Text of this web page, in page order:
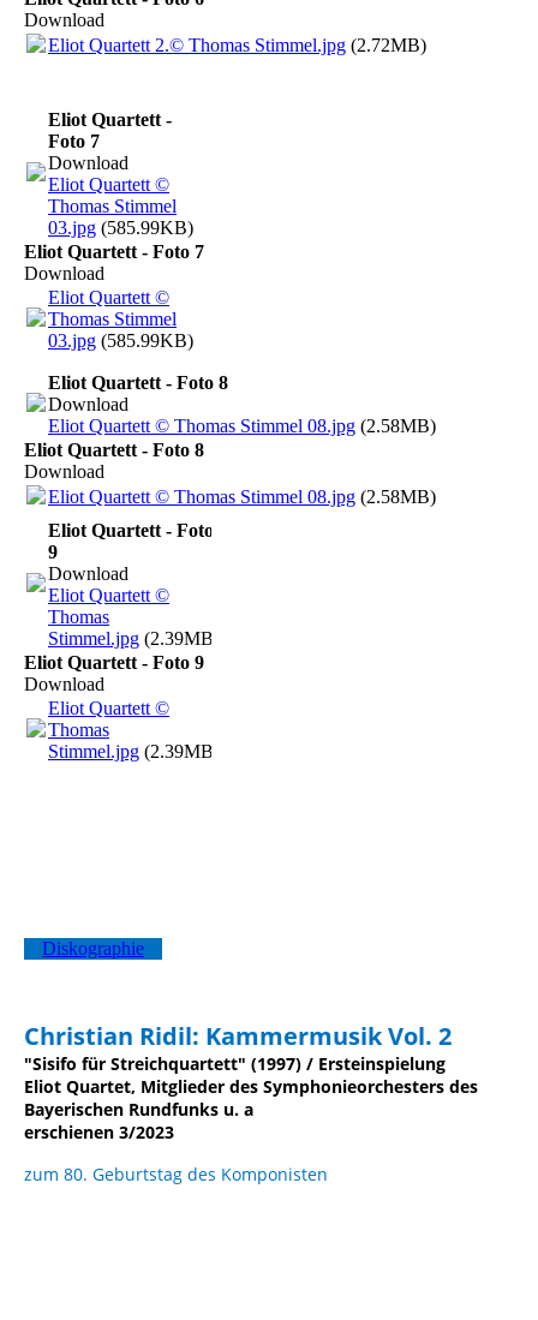
Download
Eliot Quartett 2.© Thomas Stimmel.jpg (2.72MB)
Eliot Quartett -
Foto 7
Download
Eliot Quartett ©
Thomas Stimmel
03.jpg (585.99KB)
Eliot Quartett - Foto 7
Download
Eliot Quartett ©
Thomas Stimmel
03.jpg (585.99KB)
Eliot Quartett - Foto 8
Download
Eliot Quartett © Thomas Stimmel 08.jpg (2.58MB)
Eliot Quartett - Foto 8
Download
Eliot Quartett © Thomas Stimmel 08.jpg (2.58MB)
Eliot Quartett - Foto
9
Download
Eliot Quartett ©
Thomas
Stimmel.jpg (2.39MB)
Eliot Quartett - Foto 9
Download
Eliot Quartett ©
Thomas
Stimmel.jpg (2.39MB)
Diskographie
Christian Ridil: Kammermusik Vol. 2
"Sisifo für Streichquartett" (1997) / Ersteinspielung
Eliot Quartet, Mitglieder des Symphonieorchesters des
Bayerischen Rundfunks u. a
erschienen 3/2023
zum 80. Geburtstag des Komponisten